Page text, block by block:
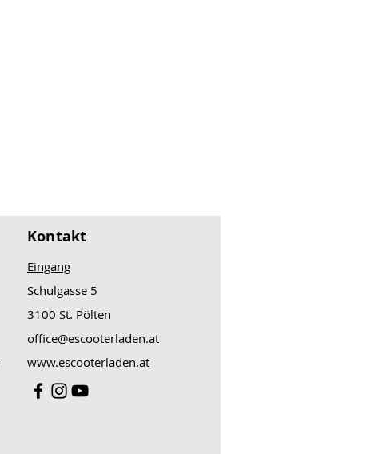
Kontakt
Eingang
Schulgasse 5
3100 St. Pölten
office@escooterladen.at
www.escooterladen.at